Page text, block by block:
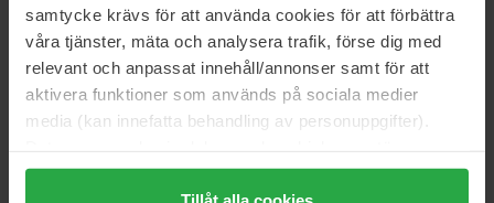
samtycke krävs för att använda cookies för att förbättra
våra tjänster, mäta och analysera trafik, förse dig med
relevant och anpassat innehåll/annonser samt för att
aktivera funktioner som används på sociala medier
media (kan innefatta behandling av personuppgifter).
Genom att trycka på "Tillåt alla cookies" accepterar du
53 €
Normaali hinta 59 €
Evo
Bruce Natural Bristle Radial
Evo
Hydrate The Therapist Calming